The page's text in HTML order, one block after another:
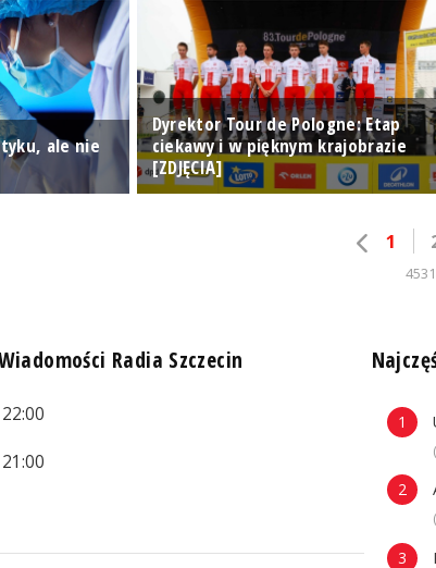
ale nie
Dyrektor Tour de Pologne: Etap
ciekawy i w pięknym krajobrazie
[ZDJĘCIA]
1
Radia Szczecin